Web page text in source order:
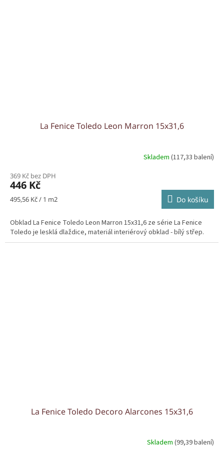
La Fenice Toledo Leon Marron 15x31,6
Skladem (117,33 balení)
369 Kč bez DPH
446 Kč
Měrná
495,56 Kč / 1 m2 Do košíku
Obklad La Fenice Toledo Leon Marron 15x31,6 ze série La Fenice
Toledo je lesklá dlaždice, materiál interiérový obklad - bílý střep.
La Fenice Toledo Decoro Alarcones 15x31,6
Skladem (99,39 balení)